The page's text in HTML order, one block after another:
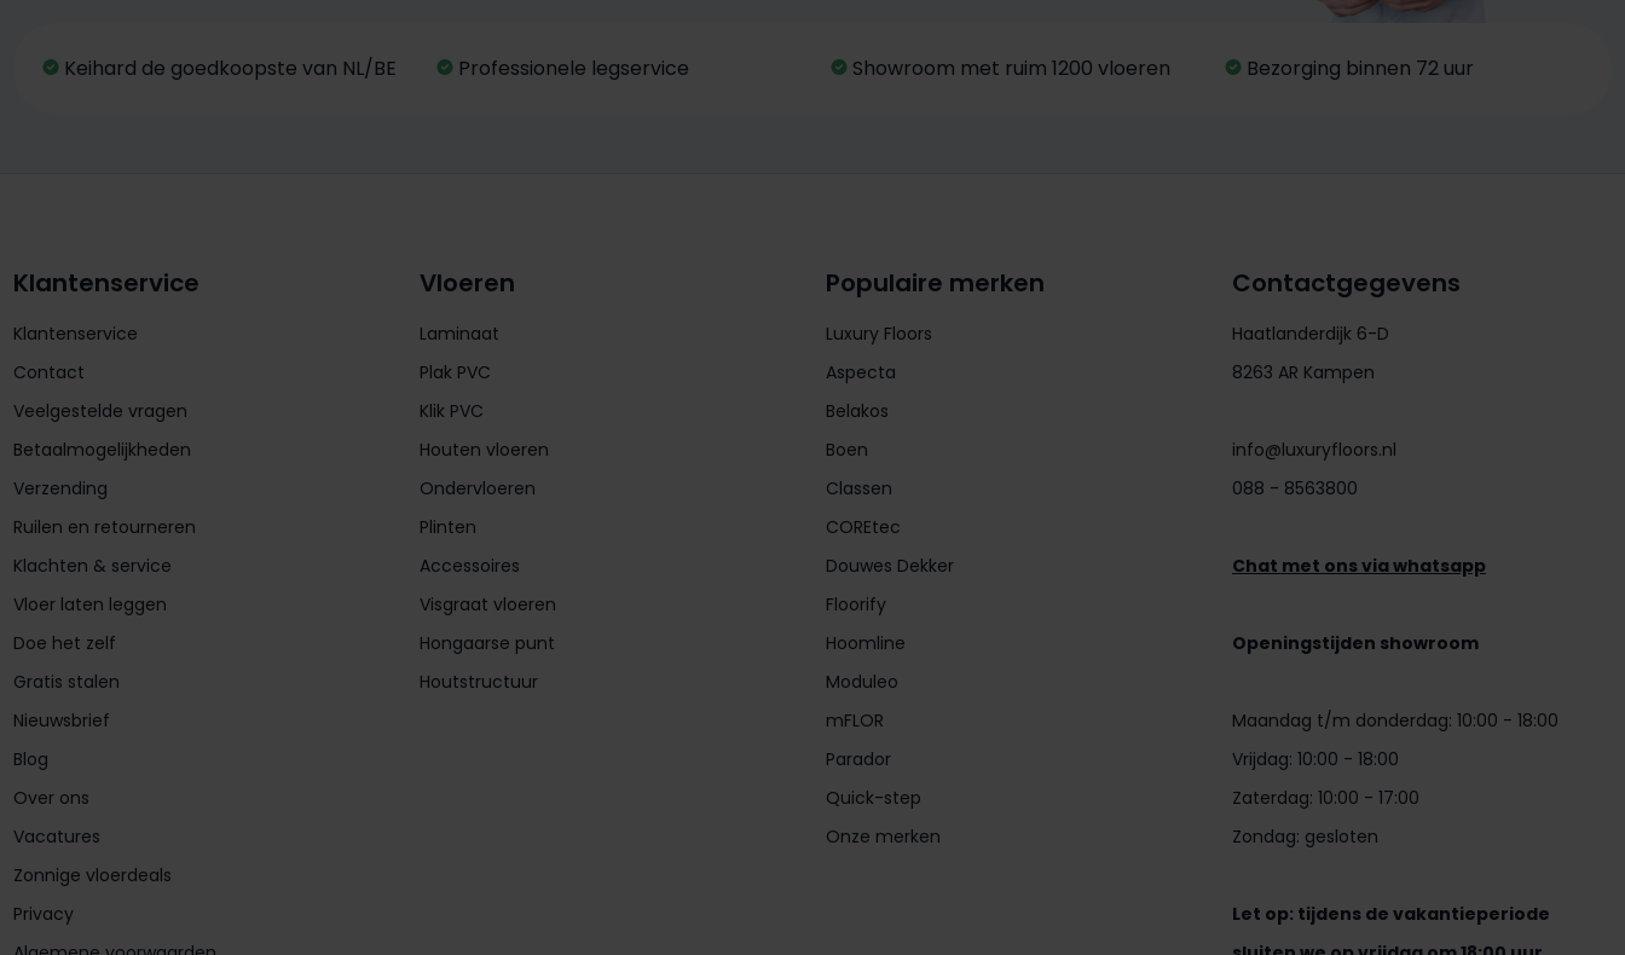
Keihard de goedkoopste van NL/BE Professionele legservice Showroom met ruim 1200 vloeren Bezorging binnen 72 uur
Contactgegevens
Haatlanderdijk 6-D
8263 AR Kampen
info@luxuryfloors.nl
088 - 8563800
Chat met ons via whatsapp
Openingstijden showroom
Maandag t/m donderdag: 10:00 - 18:00
Vrijdag: 10:00 - 18:00
Zaterdag: 10:00 - 17:00
Zondag: gesloten
Let op: tijdens de vakantieperiode
Klantenservice
Klantenservice
Contact
Veelgestelde vragen
Betaalmogelijkheden
Verzending
Ruilen en retourneren
Klachten & service
Vloer laten leggen
Doe het zelf
Gratis stalen
Nieuwsbrief
Blog
Over ons
Vacatures
Zonnige vloerdeals
Privacy
Vloeren
Laminaat
Plak PVC
Klik PVC
Houten vloeren
Ondervloeren
Plinten
Accessoires
Visgraat vloeren
Hongaarse punt
Houtstructuur
Populaire merken
Luxury Floors
Aspecta
Belakos
Boen
Classen
COREtec
Douwes Dekker
Floorify
Hoomline
Moduleo
mFLOR
Parador
Quick-step
Onze merken